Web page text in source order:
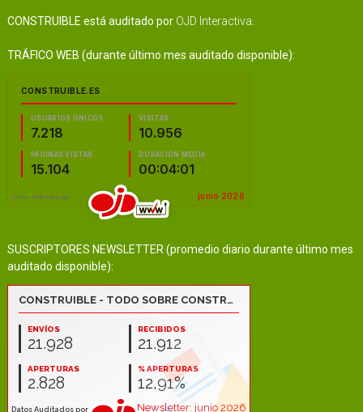
CONSTRUIBLE está auditado por OJD Interactiva.
TRÁFICO WEB (durante último mes auditado disponible):
SUSCRIPTORES NEWSLETTER (promedio diario durante último mes
auditado disponible):